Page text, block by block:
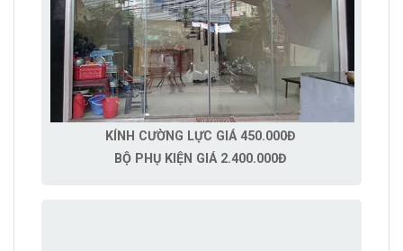
KÍNH CƯỜNG LỰC GIÁ 450.000Đ
BỘ PHỤ KIỆN GIÁ 2.400.000Đ